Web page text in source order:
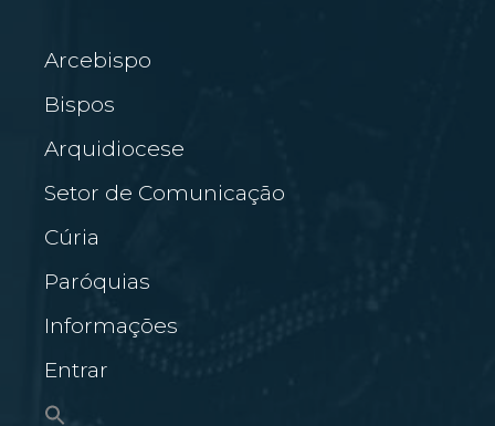
Arcebispo
Bispos
Arquidiocese
Setor de Comunicação
Cúria
Paróquias
Informações
Entrar